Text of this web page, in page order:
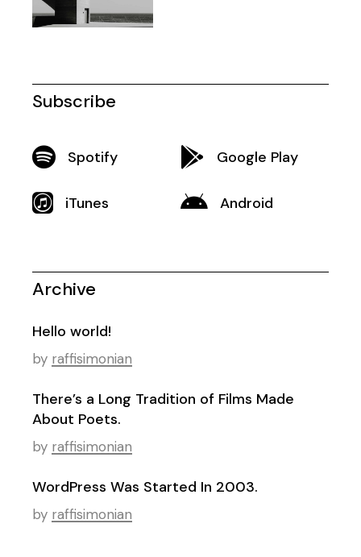
Subscribe
Spotify Google Play
iTunes Android
Archive
Hello world!
by raffisimonian
There’s a Long Tradition of Films Made
About Poets.
by raffisimonian
WordPress Was Started In 2003.
by raffisimonian